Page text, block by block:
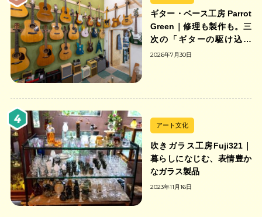
ギター・ベース工房 Parrot
Green｜修理も製作も。三
次の「ギターの駆け込み
寺」
2026年7月30日
アート文化
吹きガラス工房Fuji321｜
暮らしになじむ、表情豊か
なガラス製品
2023年11月16日